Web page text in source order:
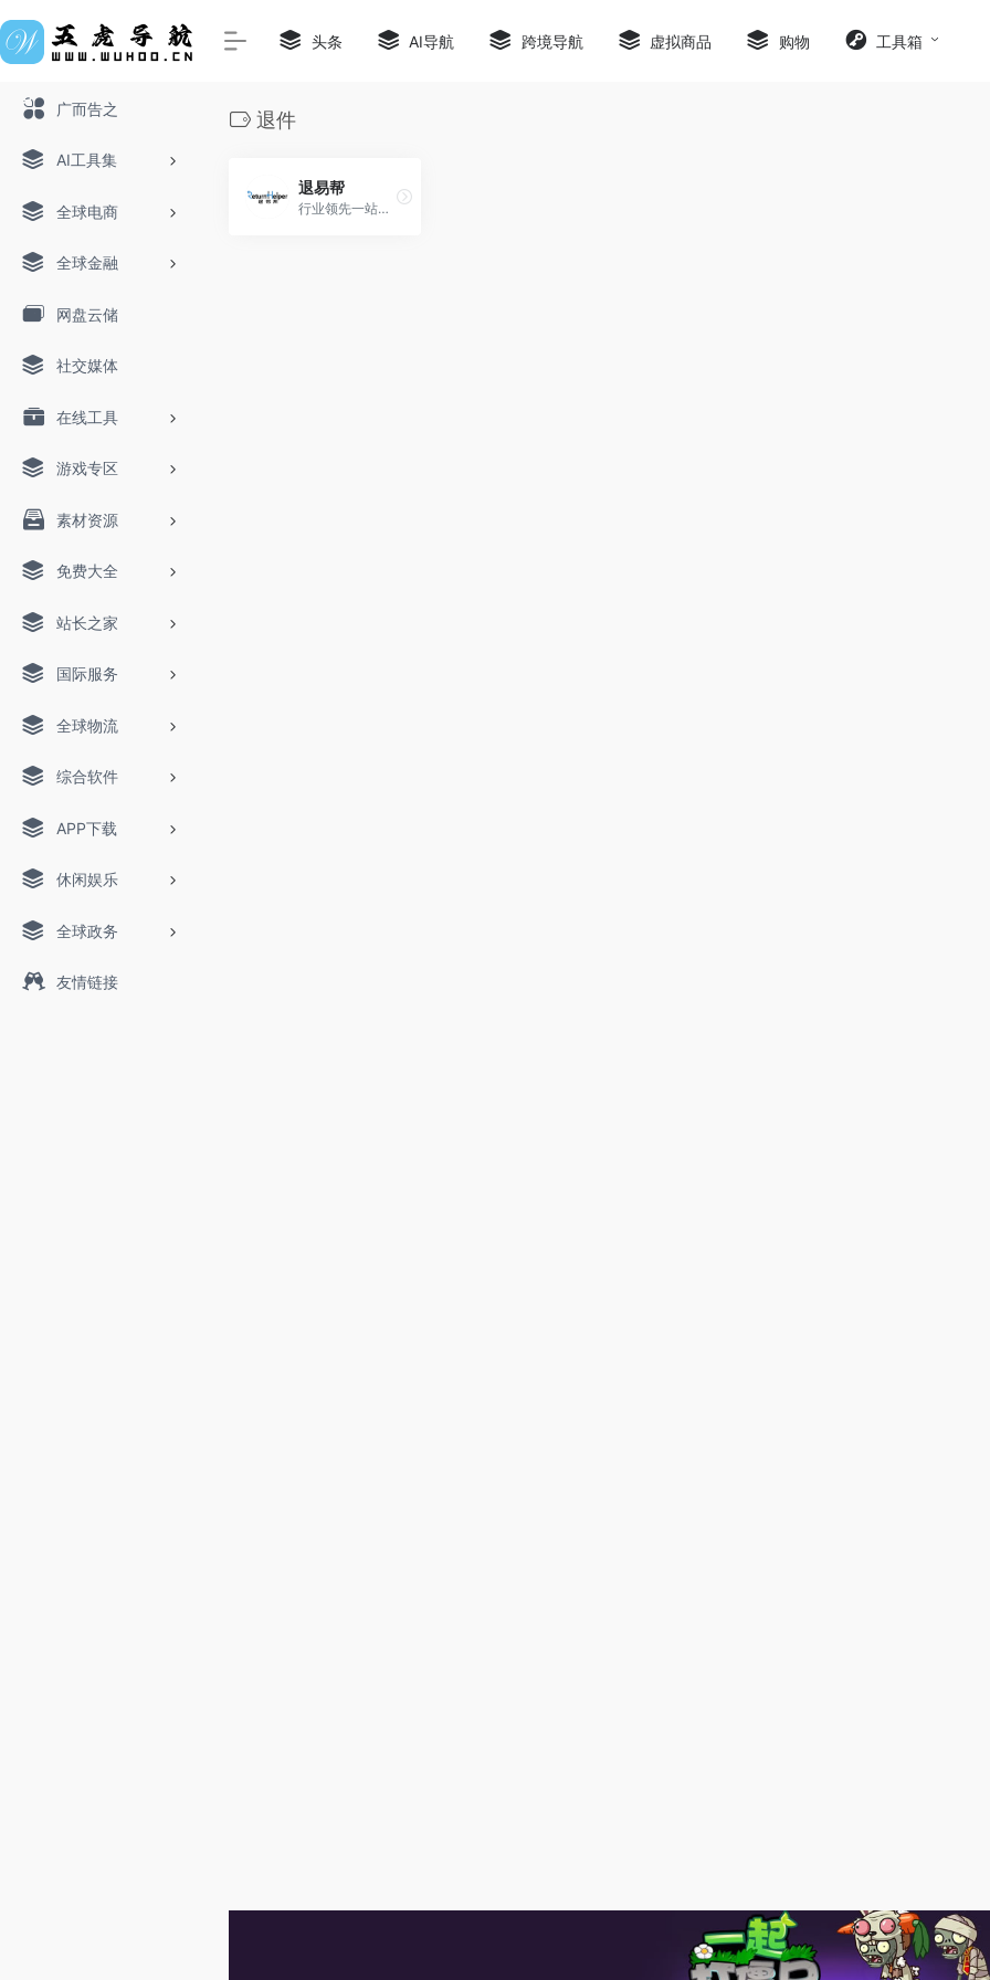
广而告之
AI工具集
全球电商
全球金融
网盘云储
社交媒体
在线工具
游戏专区
素材资源
免费大全
站长之家
国际服务
全球物流
综合软件
APP下载
休闲娱乐
全球政务
友情链接
头条 AI导航 跨境导航 虚拟商品 购物 工具箱
退件
退易帮
行业领先一站式退货解决方案